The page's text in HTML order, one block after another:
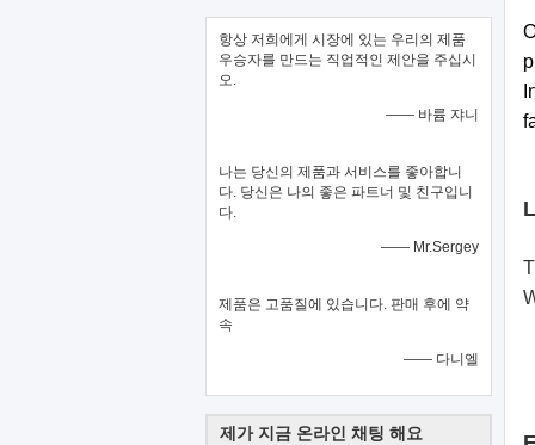
항상 저희에게 시장에 있는 우리의 제품
우승자를 만드는 직업적인 제안을 주십시
오.
—— 바륨 쟈니
나는 당신의 제품과 서비스를 좋아합니
다. 당신은 나의 좋은 파트너 및 친구입니
다.
—— Mr.Sergey
제품은 고품질에 있습니다. 판매 후에 약
속
—— 다니엘
제가 지금 온라인 채팅 해요